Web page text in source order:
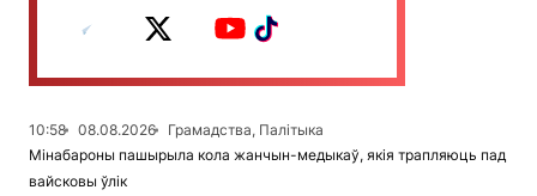
10:58 08.08.2026
Грамадства, Палітыка
Мінабароны пашырыла кола жанчын-медыкаў, якія трапляюць пад
вайсковы ўлік